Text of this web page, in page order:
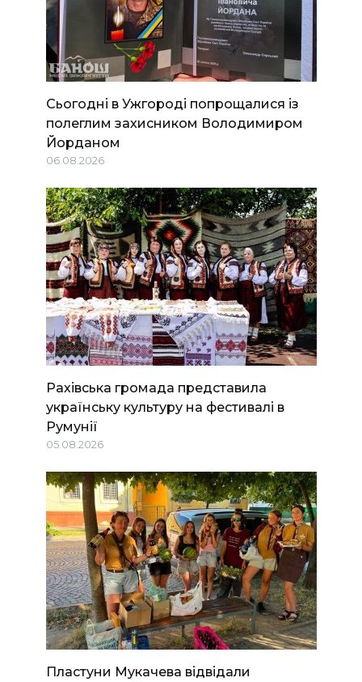
Сьогодні в Ужгороді попрощалися із
полеглим захисником Володимиром
Йорданом
06.08.2026
Рахівська громада представила
українську культуру на фестивалі в
Румунії
05.08.2026
Пластуни Мукачева відвідали